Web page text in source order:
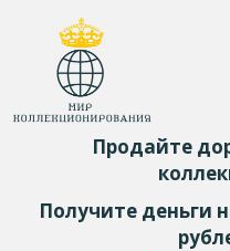
Продайте
Получите деньги